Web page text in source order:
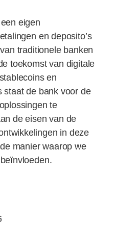
eigen
en deposito’s
traditionele banken
toekomst van digitale
en
staat de bank voor de
te
de eisen van de
in deze
manier waarop we